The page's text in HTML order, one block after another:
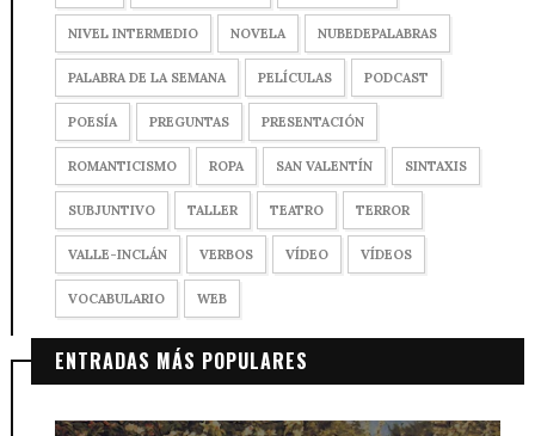
NIVEL INTERMEDIO NOVELA NUBEDEPALABRAS
PALABRA DE LA SEMANA PELÍCULAS PODCAST
POESÍA PREGUNTAS PRESENTACIÓN
ROMANTICISMO ROPA SAN VALENTÍN SINTAXIS
SUBJUNTIVO TALLER TEATRO TERROR
VALLE-INCLÁN VERBOS VÍDEO VÍDEOS
VOCABULARIO WEB
ENTRADAS MÁS POPULARES